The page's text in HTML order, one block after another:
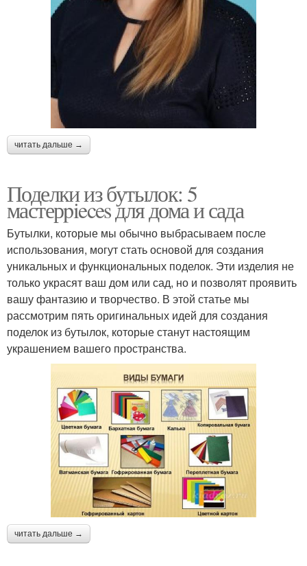
читать дальше →
Поделки из бутылок: 5
мастерpieces для дома и сада
Бутылки, которые мы обычно выбрасываем после
использования, могут стать основой для создания
уникальных и функциональных поделок. Эти изделия не
только украсят ваш дом или сад, но и позволят проявить
вашу фантазию и творчество. В этой статье мы
рассмотрим пять оригинальных идей для создания
поделок из бутылок, которые станут настоящим
украшением вашего пространства.
читать дальше →